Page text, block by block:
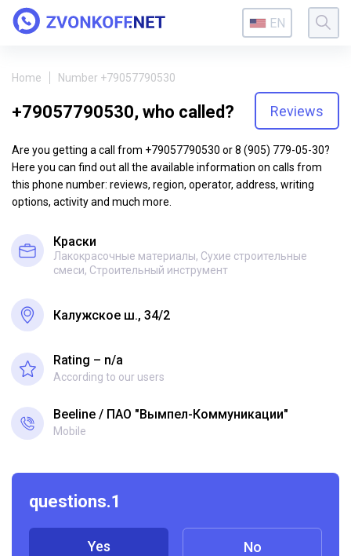
EN
Home Number +79057790530
+79057790530, who called? Reviews
Are you getting a call from +79057790530 or 8 (905) 779-05-30?
Here you can find out all the available information on calls from
this phone number: reviews, region, operator, address, writing
options, activity and much more.
Краски
Лакокрасочные материалы, Сухие строительные
смеси, Строительный инструмент
Калужское ш., 34/2
Rating – n/a
According to our users
Beeline ПАО "Вымпел-Коммуникации"
Mobile
questions.1
Yes No